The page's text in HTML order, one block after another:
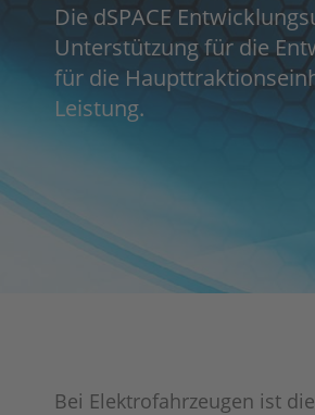
Die dSPACE
Unterstützung für die
für die
Leistung.
Bei Elektrofahrzeugen ist